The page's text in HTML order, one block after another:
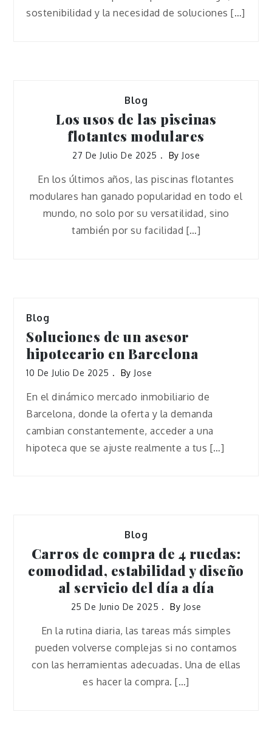
sostenibilidad y la necesidad de soluciones […]
Blog
Los usos de las piscinas
flotantes modulares
27 De Julio De 2025 By Jose
En los últimos años, las piscinas flotantes
modulares han ganado popularidad en todo el
mundo, no solo por su versatilidad, sino
también por su facilidad […]
Blog
Soluciones de un asesor
hipotecario en Barcelona
10 De Julio De 2025 By Jose
En el dinámico mercado inmobiliario de
Barcelona, donde la oferta y la demanda
cambian constantemente, acceder a una
hipoteca que se ajuste realmente a tus […]
Blog
Carros de compra de 4 ruedas:
comodidad, estabilidad y diseño
al servicio del día a día
25 De Junio De 2025 By Jose
En la rutina diaria, las tareas más simples
pueden volverse complejas si no contamos
con las herramientas adecuadas. Una de ellas
es hacer la compra. […]